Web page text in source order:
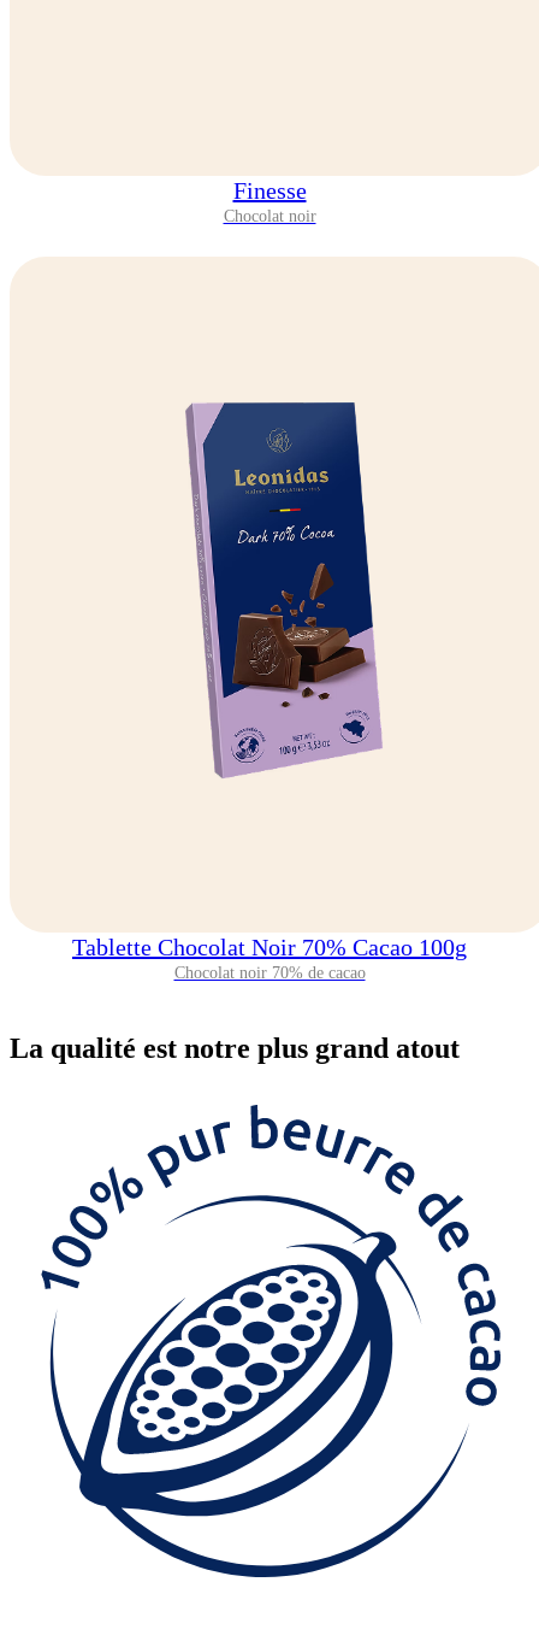
Finesse
Chocolat noir
Tablette Chocolat Noir 70% Cacao 100g
Chocolat noir 70% de cacao
La qualité est notre plus grand atout